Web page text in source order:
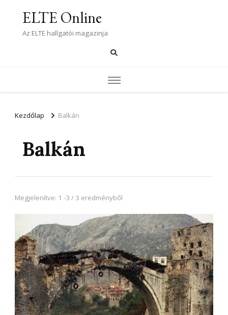
ELTE Online
Az ELTE hallgatói magazinja
Kezdőlap Balkán
Balkán
Megjelenítve: 1 -3 / 3 eredményből